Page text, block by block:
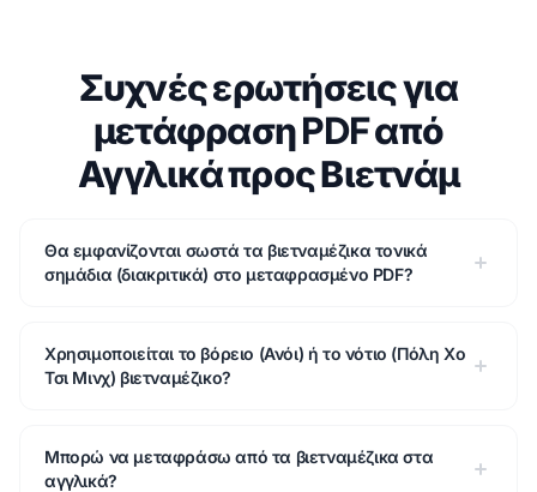
Συχνές ερωτήσεις για
μετάφραση PDF από
Αγγλικά προς Βιετνάμ
Θα εμφανίζονται σωστά τα βιετναμέζικα τονικά
σημάδια (διακριτικά) στο μεταφρασμένο PDF?
Χρησιμοποιείται το βόρειο (Ανόι) ή το νότιο (Πόλη Χο
Τσι Μινχ) βιετναμέζικο?
Μπορώ να μεταφράσω από τα βιετναμέζικα στα
αγγλικά?